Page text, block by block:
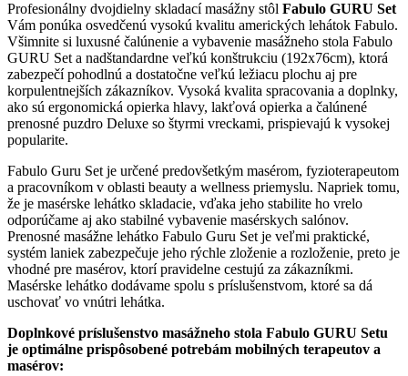
Profesionálny dvojdielny skladací masážny stôl Fabulo GURU Set
Vám ponúka osvedčenú vysokú kvalitu amerických lehátok Fabulo.
Všimnite si luxusné čalúnenie a vybavenie masážneho stola Fabulo
GURU Set a nadštandardne veľkú konštrukciu (192x76cm), ktorá
zabezpečí pohodlnú a dostatočne veľkú ležiacu plochu aj pre
korpulentnejších zákazníkov. Vysoká kvalita spracovania a doplnky,
ako sú ergonomická opierka hlavy, lakťová opierka a čalúnené
prenosné puzdro Deluxe so štyrmi vreckami, prispievajú k vysokej
popularite.
Fabulo Guru Set je určené predovšetkým masérom, fyzioterapeutom
a pracovníkom v oblasti beauty a wellness priemyslu. Napriek tomu,
že je masérske lehátko skladacie, vďaka jeho stabilite ho vrelo
odporúčame aj ako stabilné vybavenie masérskych salónov.
Prenosné masážne lehátko Fabulo Guru Set je veľmi praktické,
systém laniek zabezpečuje jeho rýchle zloženie a rozloženie, preto je
vhodné pre masérov, ktorí pravidelne cestujú za zákazníkmi.
Masérske lehátko dodávame spolu s príslušenstvom, ktoré sa dá
uschovať vo vnútri lehátka.
Doplnkové príslušenstvo masážneho stola Fabulo GURU Setu
je optimálne prispôsobené potrebám mobilných terapeutov a
masérov: